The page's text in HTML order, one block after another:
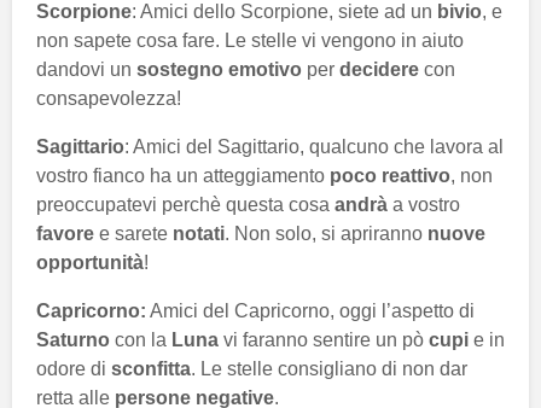
Scorpione: Amici dello Scorpione, siete ad un bivio, e
non sapete cosa fare. Le stelle vi vengono in aiuto
dandovi un sostegno emotivo per decidere con
consapevolezza!
Sagittario: Amici del Sagittario, qualcuno che lavora al
vostro fianco ha un atteggiamento poco reattivo, non
preoccupatevi perchè questa cosa andrà a vostro
favore e sarete notati. Non solo, si apriranno nuove
opportunità!
Capricorno: Amici del Capricorno, oggi l’aspetto di
Saturno con la Luna vi faranno sentire un pò cupi e in
odore di sconfitta. Le stelle consigliano di non dar
retta alle persone negative.